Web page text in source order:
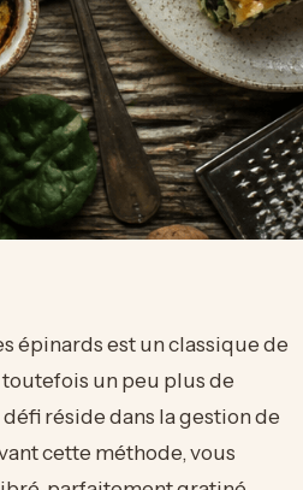
épinards est un classique de
un peu plus de
réside dans la gestion de
cette méthode, vous